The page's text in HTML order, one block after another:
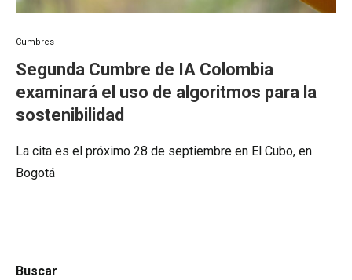
Cumbres
Segunda Cumbre de IA Colombia
examinará el uso de algoritmos para la
sostenibilidad
La cita es el próximo 28 de septiembre en El Cubo, en
Bogotá
Buscar